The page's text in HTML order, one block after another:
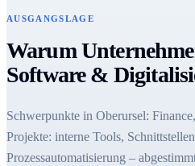
AUSGANGSLAGE
Warum
Software &
Schwerpunkte in Oberursel:
Projekte: interne Tools,
Prozessautomatisierung –